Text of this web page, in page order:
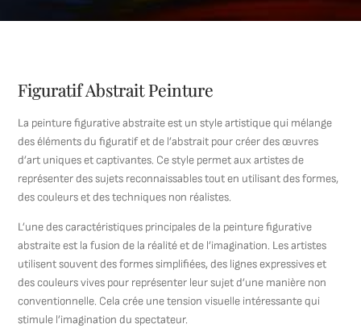
Figuratif Abstrait Peinture
La peinture figurative abstraite est un style artistique qui mélange
des éléments du figuratif et de l’abstrait pour créer des œuvres
d’art uniques et captivantes. Ce style permet aux artistes de
représenter des sujets reconnaissables tout en utilisant des formes,
des couleurs et des techniques non réalistes.
L’une des caractéristiques principales de la peinture figurative
abstraite est la fusion de la réalité et de l’imagination. Les artistes
utilisent souvent des formes simplifiées, des lignes expressives et
des couleurs vives pour représenter leur sujet d’une manière non
conventionnelle. Cela crée une tension visuelle intéressante qui
stimule l’imagination du spectateur.